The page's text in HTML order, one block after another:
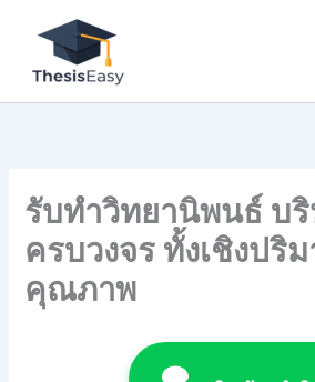
content
รับทำวิทยานิพนธ์ บ
ครบวงจร ทั้งเชิงปริ
คุณภาพ